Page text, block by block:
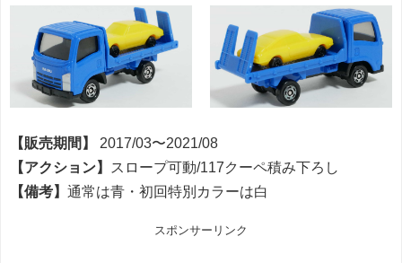
【販売期間】 2017/03〜2021/08
【アクション】
スロープ可動/117クーペ積み下ろし
【備考】 通常は青・初回特別カラーは白
スポンサーリンク